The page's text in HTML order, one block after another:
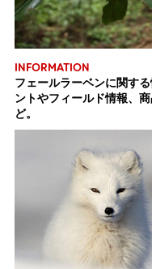
INFORMATION
フェールラーベンに関す
ントやフィールド情報、
ど。